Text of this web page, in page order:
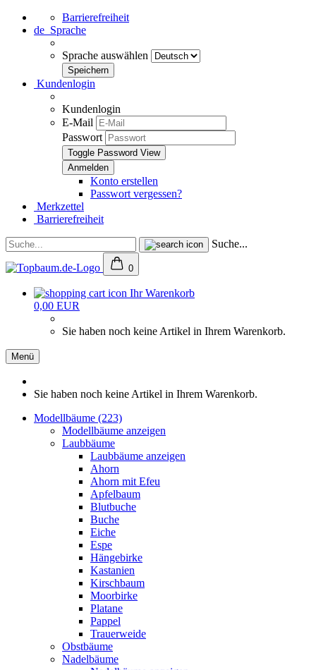
Barrierefreiheit
de Sprache
Sprache auswählen
Kundenlogin
Kundenlogin
E-Mail
Passwort
Toggle Password View
Konto erstellen
Passwort vergessen?
Merkzettel
Barrierefreiheit
Suche...
0
Ihr Warenkorb
0,00 EUR
Sie haben noch keine Artikel in Ihrem Warenkorb.
Menü
Sie haben noch keine Artikel in Ihrem Warenkorb.
Modellbäume (223)
Modellbäume anzeigen
Laubbäume
Laubbäume anzeigen
Ahorn
Ahorn mit Efeu
Apfelbaum
Blutbuche
Buche
Eiche
Espe
Hängebirke
Kastanien
Kirschbaum
Moorbirke
Platane
Pappel
Trauerweide
Obstbäume
Nadelbäume